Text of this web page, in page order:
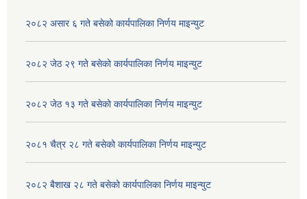
२०८२ असार ६ गते बसेको कार्यपालिका निर्णय माइन्युट
२०८२ जेठ २९ गते बसेको कार्यपालिका निर्णय माइन्युट
२०८२ जेठ १३ गते बसेको कार्यपालिका निर्णय माइन्युट
२०८१ चैत्र २८ गते बसेको कार्यपालिका निर्णय माइन्युट
२०८२ बैशाख २८ गते बसेको कार्यपालिका निर्णय माइन्युट